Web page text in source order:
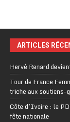
ARTICLES
Hervé Renard
Tour de France
triche aux soutiens-
Côte d’Ivoire : le
fête nationale